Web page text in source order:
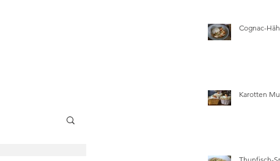
Cognac-
Karotten